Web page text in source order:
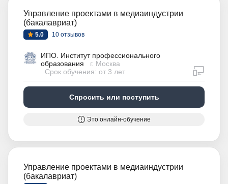
Управление проектами в медиаиндустрии
(бакалавриат)
5.0 10 отзывов
ИПО. Институт профессионального
образования
г. Москва
Срок обучения: от 3 лет
Спросить или поступить
Это онлайн-обучение
Управление проектами в медиаиндустрии
(бакалавриат)